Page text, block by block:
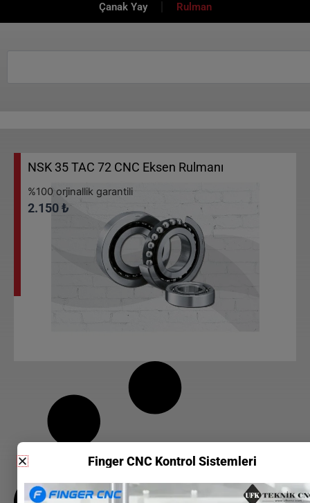
Çanak Yay Rulman
NSK 35 TAC 72 CNC Eksen Rulmanı
%100 orjinallik garantili
2.150 ₺
Finger CNC Kontrol Sistemleri